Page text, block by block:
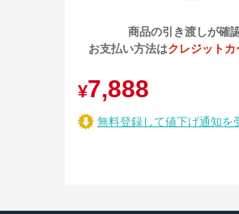
商品の引き渡しが確
お支払い方法はクレジットカ
¥7,888
無料登録して値下げ通知を